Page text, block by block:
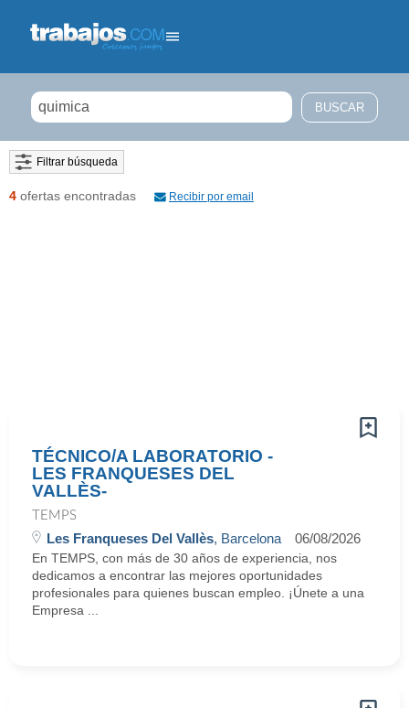
Filtrar búsqueda
4 ofertas encontradas Recibir por email
TÉCNICO/A LABORATORIO -
LES FRANQUESES DEL
VALLÈS-
TEMPS
Les Franqueses Del Vallès, Barcelona 06/08/2026
En TEMPS, con más de 30 años de experiencia, nos
dedicamos a encontrar las mejores oportunidades
profesionales para quienes buscan empleo. ¡Únete a una
Empresa ...